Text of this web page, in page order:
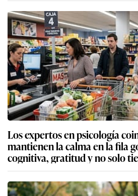
Los expertos en psicología
mantienen la calma en la fila
cognitiva, gratitud y no solo